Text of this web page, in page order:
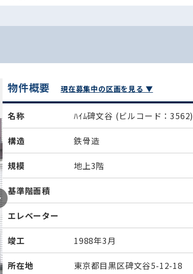
物件概要 現在募集中の区画を見る ▼
名称 ﾊｲﾑ碑文谷 (ビルコード：3562)
構造 鉄骨造
規模 地上3階
基準階面積
エレベーター
竣工 1988年3月
所在地 東京都目黒区碑文谷5-12-18